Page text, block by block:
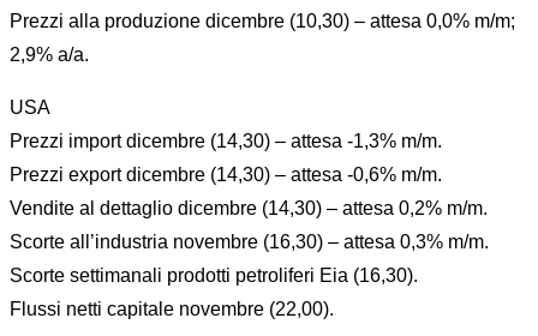
Prezzi alla produzione dicembre (10,30) – attesa 0,0% m/m;
2,9% a/a.
USA
Prezzi import dicembre (14,30) – attesa -1,3% m/m.
Prezzi export dicembre (14,30) – attesa -0,6% m/m.
Vendite al dettaglio dicembre (14,30) – attesa 0,2% m/m.
Scorte all’industria novembre (16,30) – attesa 0,3% m/m.
Scorte settimanali prodotti petroliferi Eia (16,30).
Flussi netti capitale novembre (22,00).